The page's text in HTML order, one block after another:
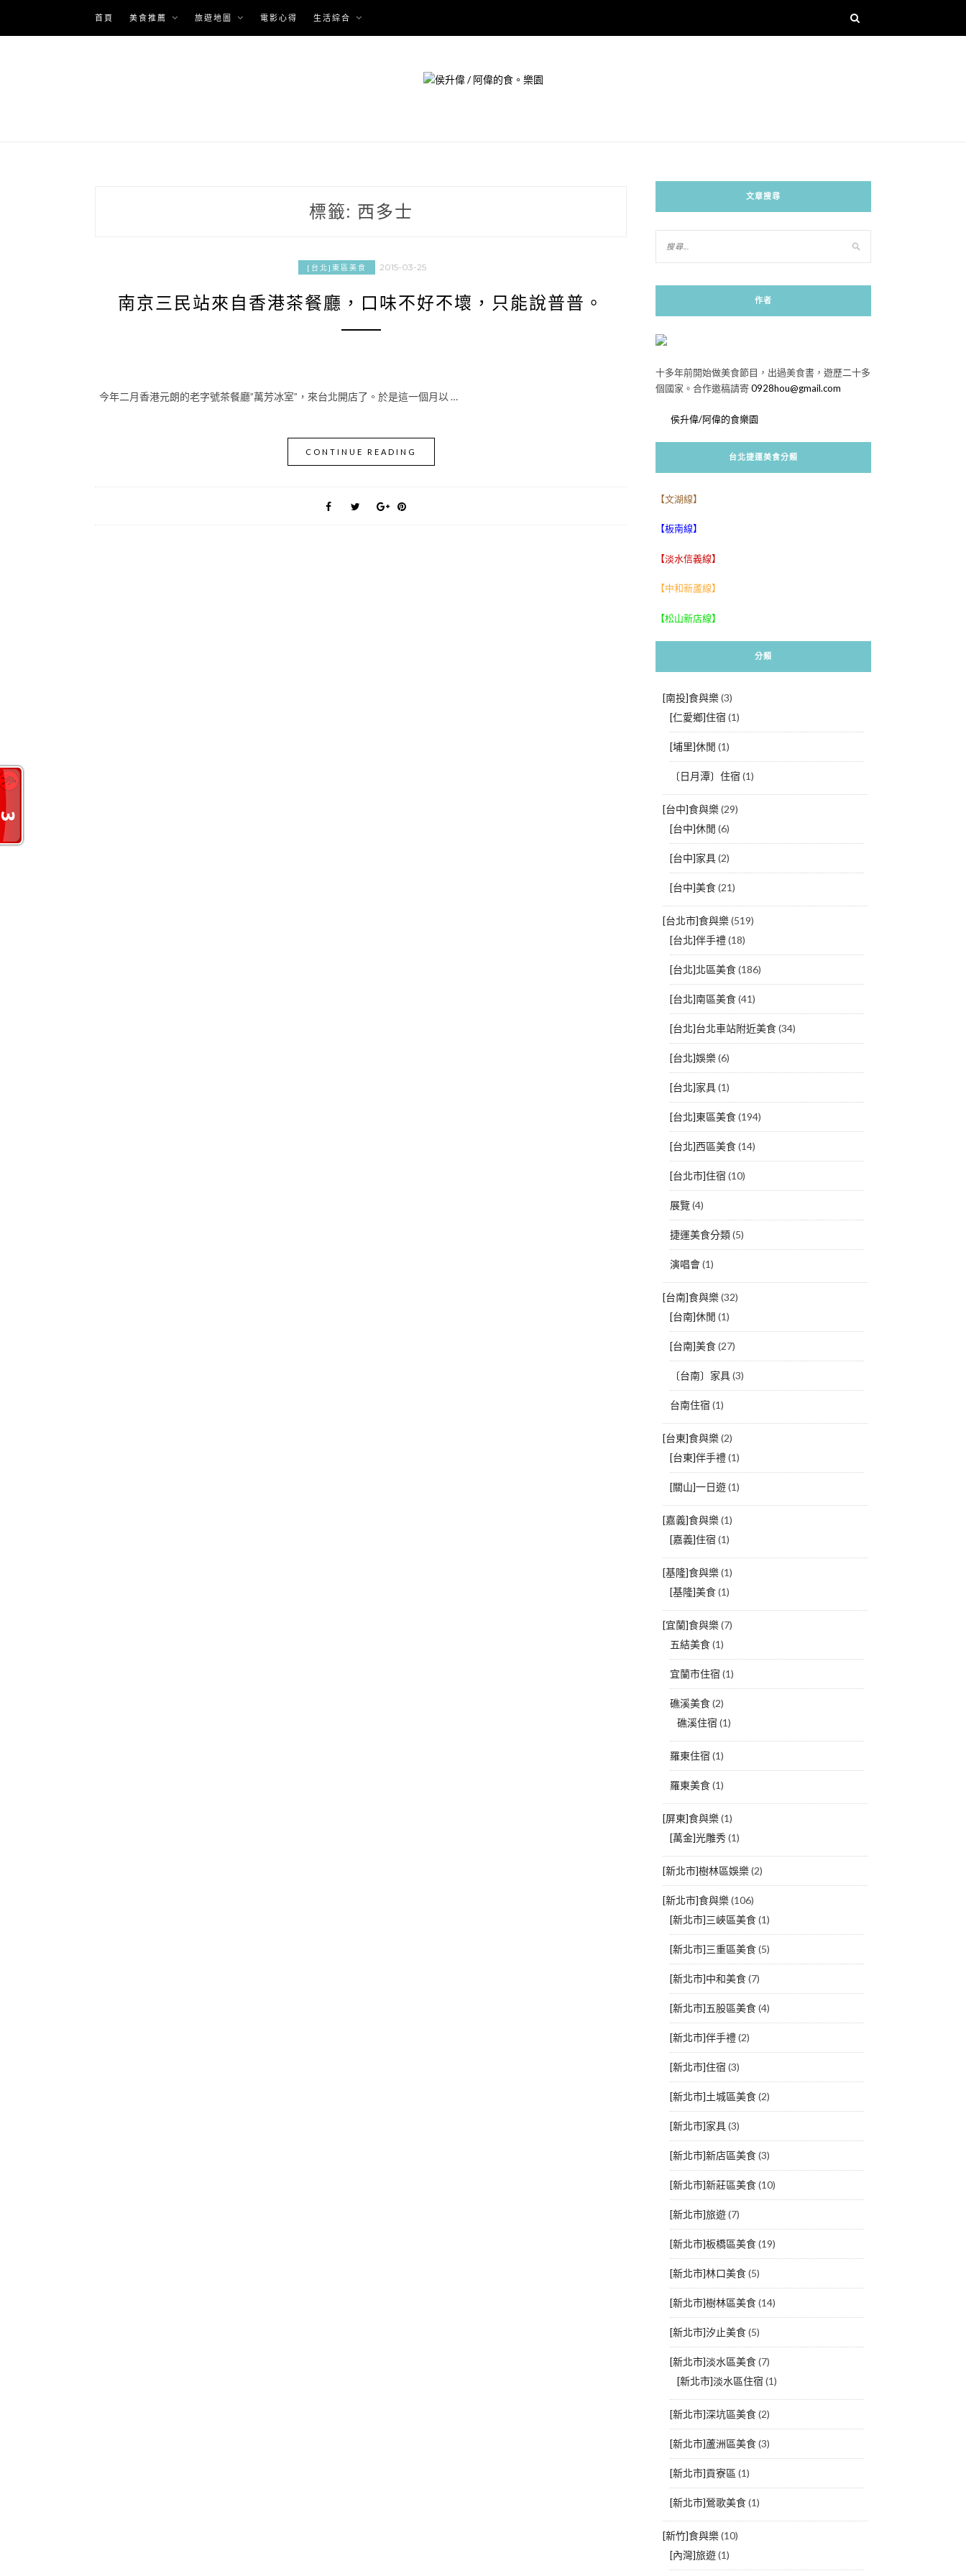
content
首頁 美食推薦 旅遊地圖 電影心得 生活綜合
標籤: 西多士
[台北]東區美食 2015-03-25
南京三民站來自香港茶餐廳，口味不好不壞，只能說普普。
今年二月香港元朗的老字號茶餐廳”萬芳冰室”，來台北開店了。於是這一個月以 …
CONTINUE READING
文章搜尋
作者
十多年前開始做美食節目，出過美食書，遊歷二十多
個國家。合作邀稿請寄0928hou@gmail.com
侯升偉/阿偉的食樂園
台北捷運美食分類
【文湖線】
【板南線】
【淡水信義線】
【中和新蘆線】
【松山新店線】
分類
[南投]食與樂(3)
[仁愛鄉]住宿 (1)
[埔里]休閒 (1)
〔日月潭〕住宿 (1)
[台中]食與樂(29)
[台中]休閒 (6)
[台中]家具(2)
[台中]美食(21)
[台北市]食與樂(519)
[台北]伴手禮(18)
[台北]北區美食(186)
[台北]南區美食(41)
[台北]台北車站附近美食(34)
[台北]娛樂(6)
[台北]家具(1)
[台北]東區美食(194)
[台北]西區美食(14)
[台北市]住宿 (10)
展覽(4)
捷運美食分類(5)
演唱會(1)
[台南]食與樂(32)
[台南]休閒 (1)
[台南]美食(27)
〔台南〕家具(3)
台南住宿 (1)
[台東]食與樂(2)
[台東]伴手禮(1)
[關山]一日遊(1)
[嘉義]食與樂(1)
[嘉義]住宿 (1)
[基隆]食與樂(1)
[基隆]美食(1)
[宜蘭]食與樂(7)
五結美食(1)
宜蘭市住宿 (1)
礁溪美食(2)
礁溪住宿 (1)
羅東住宿 (1)
羅東美食(1)
[屏東]食與樂(1)
[萬金]光雕秀(1)
[新北市]樹林區娛樂(2)
[新北市]食與樂(106)
[新北市]三峽區美食(1)
[新北市]三重區美食(5)
[新北市]中和美食(7)
[新北市]五股區美食(4)
[新北市]伴手禮(2)
[新北市]住宿 (3)
[新北市]土城區美食(2)
[新北市]家具(3)
[新北市]新店區美食(3)
[新北市]新莊區美食(10)
[新北市]旅遊(7)
[新北市]板橋區美食(19)
[新北市]林口美食(5)
[新北市]樹林區美食(14)
[新北市]汐止美食(5)
[新北市]淡水區美食(7)
[新北市]淡水區住宿 (1)
[新北市]深坑區美食(2)
[新北市]蘆洲區美食(3)
[新北市]貢寮區 (1)
[新北市]鶯歌美食(1)
[新竹]食與樂(10)
[內灣]旅遊(1)